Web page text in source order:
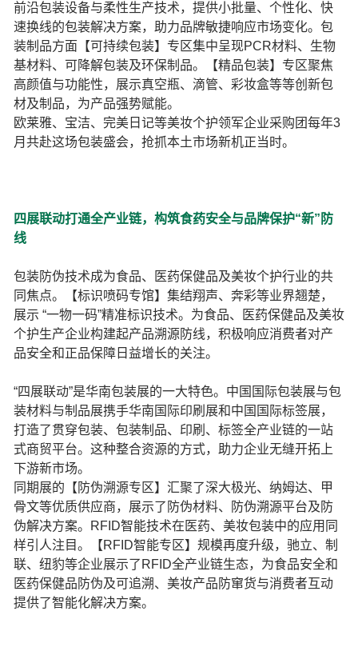
前沿包装设备与柔性生产技术，提供小批量、个性化、快
速换线的包装解决方案，助力品牌敏捷响应市场变化。包
装制品方面【可持续包装】专区集中呈现PCR材料、生物
基材料、可降解包装及环保制品。【精品包装】专区聚焦
高颜值与功能性，展示真空瓶、滴管、彩妆盒等等创新包
材及制品，为产品强势赋能。
欧莱雅、宝洁、完美日记等美妆个护领军企业采购团每年3
月共赴这场包装盛会，抢抓本土市场新机正当时。
四展联动打通全产业链，构筑食药安全与品牌保护“新”防
线
包装防伪技术成为食品、医药保健品及美妆个护行业的共
同焦点。【标识喷码专馆】集结翔声、奔彩等业界翘楚，
展示 “一物一码”精准标识技术。为食品、医药保健品及美妆
个护生产企业构建起产品溯源防线，积极响应消费者对产
品安全和正品保障日益增长的关注。
“四展联动”是华南包装展的一大特色。中国国际包装展与包
装材料与制品展携手华南国际印刷展和中国国际标签展，
打造了贯穿包装、包装制品、印刷、标签全产业链的一站
式商贸平台。这种整合资源的方式，助力企业无缝开拓上
下游新市场。
同期展的【防伪溯源专区】汇聚了深大极光、纳姆达、甲
骨文等优质供应商，展示了防伪材料、防伪溯源平台及防
伪解决方案。RFID智能技术在医药、美妆包装中的应用同
样引人注目。【RFID智能专区】规模再度升级，驰立、制
联、纽豹等企业展示了RFID全产业链生态，为食品安全和
医药保健品防伪及可追溯、美妆产品防窜货与消费者互动
提供了智能化解决方案。